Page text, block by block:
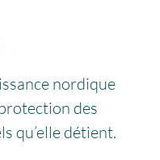
nordique
des
qu’elle détient.